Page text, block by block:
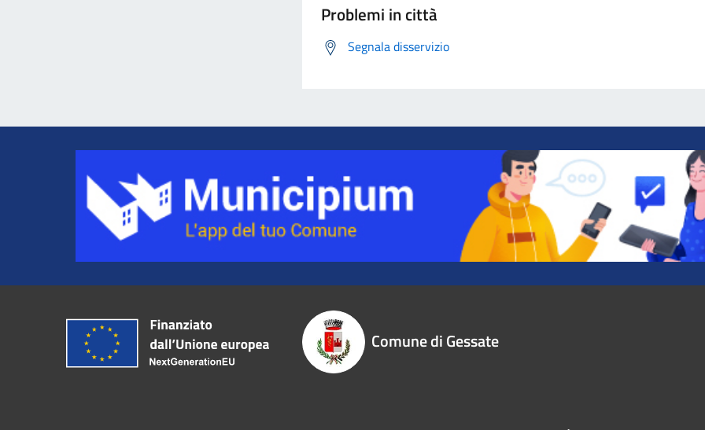
Problemi in città
Segnala disservizio
Comune di Gessate